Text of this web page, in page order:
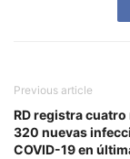
Previous article
RD registra cuatro
320 nuevas
COVID-19 en